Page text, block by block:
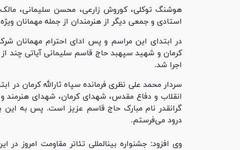
هوشنگ توکلی، کوروش زارعی، محسن سلیمانی،
استادی و جمعی دیگر از هنرمندان از جمله مهمانان
در ابتدای این مراسم و پس ادای احترام مهمانان
کرمان و شهید سپهبد حاج قاسم سلیمانی آیاتی چند
اجرا شد.
سردار محمد علی نظری فرمانده سپاه ثارالله کرمان
انقلاب و دفاع مقدس، شهدای کرمان، شهدای
گرانقدر نام مبارک حاج قاسم عزیز است. پس به
درود می‌فرستم.
وی افزود: جشنواره بینالمللی تئاتر مقاومت امروز